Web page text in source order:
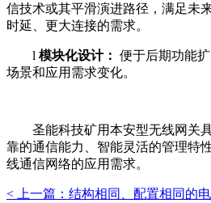
信技术或其平滑演进路径，满足未
时延、更大连接的需求。
l 模块化设计： 便于后期功能
场景和应用需求变化。
圣能科技矿用本安型无线网关
靠的通信能力、智能灵活的管理特
线通信网络的应用需求。
< 上一篇： 结构相同、配置相同的